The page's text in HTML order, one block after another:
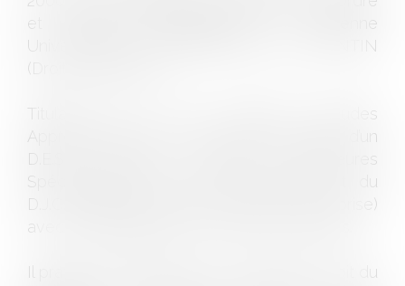
et chargé d’enseignement à l’antenne
Universitaire de CHERBOURG EN COTENTIN
(Droit des Affaires),
Titulaire d’un D.E.A. (Diplôme d’Etudes
Approfondies) en Droit Privé Général, d’un
D.E.S.S. (Diplôme d’Etudes Supérieures
Spécialisées) en Droit des Affaires, et du
D.J.C.E. (Diplôme Juriste Conseil en Entreprise)
avec la spécialisation en Droit des Contrats.
Il pratique régulièrement le Conseil (en droit du